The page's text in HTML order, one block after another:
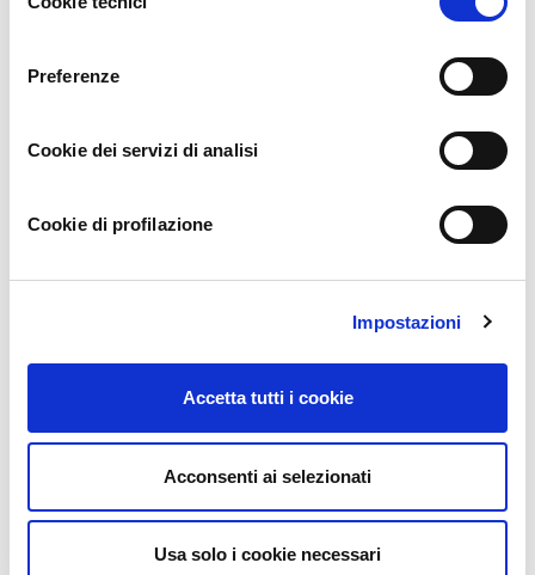
del
Preferenze
Cookie dei servizi di analisi
Cookie di profilazione
Impostazioni
Accetta tutti i cookie
Acconsenti ai selezionati
Usa solo i cookie necessari
Your point of view caught my eye and was very interesting.
Your article helped me a lot, is there any more related content?
Thanks!